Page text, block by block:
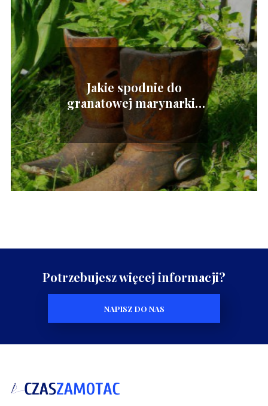
Jakie spodnie do
granatowej marynarki?
Wybierz idealne
połączenie
Potrzebujesz więcej informacji?
NAPISZ DO NAS